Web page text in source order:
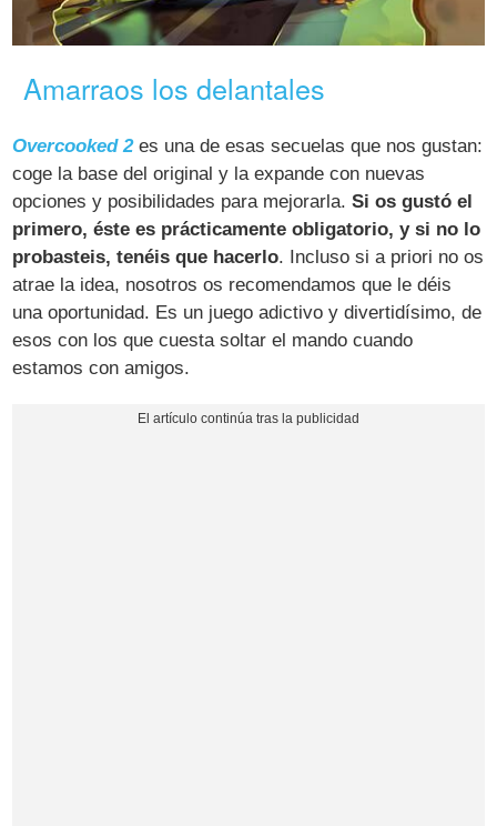
Amarraos los delantales
Overcooked 2es una de esas secuelas que nos gustan:
coge la base del original y la expande con nuevas
opciones y posibilidades para mejorarla.Si os gustó el
primero, éste es prácticamente obligatorio, y si no lo
probasteis, tenéis que hacerlo. Incluso si a priori no os
atrae la idea, nosotros os recomendamos que le déis
una oportunidad. Es un juego adictivo y divertidísimo, de
esos con los que cuesta soltar el mando cuando
estamos con amigos.